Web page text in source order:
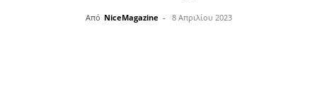
Από NiceMagazine - 8 Απριλίου 2023